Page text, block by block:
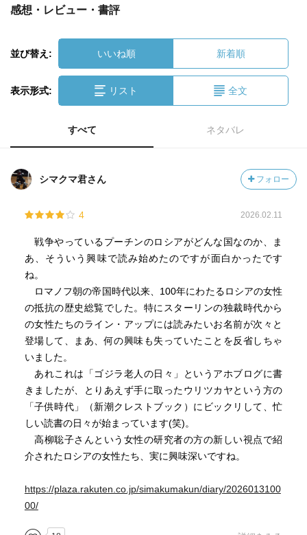
感想・レビュー・書評
並び替え: いいね順 新着順
表示形式: リスト 全文
すべて ネタバレ
シマクマ君さん フォロー
4 2026.02.11
戦争やっているプーチンのロシアがどんな国なのか、ま
あ、そういう興味で読み始めたのですが面白かったです
ね。
ロマノフ朝の帝国時代以来、100年にわたるロシアの女性
の抵抗の歴史総覧でした。特にスターリンの独裁時代から
の女性たちのライン・アップには読みたいお名前が次々と
登場して、まあ、何の興味も失っていたことを反省しちゃ
いました。
あれこれは「ゴジラ老人の日々」というアホブログに書
きましたが、とりあえず手に取ったウリツカヤという方の
「子供時代」（新潮クレストブック）にビックリして、忙
しい読書の日々が始まっています(笑)。
高柳聡子さんという女性の研究者の方の新しい視点で紹
介されたロシアの女性たち、実に興味深いですね。
https://plaza.rakuten.co.jp/simakumakun/diary/2026013100
00/